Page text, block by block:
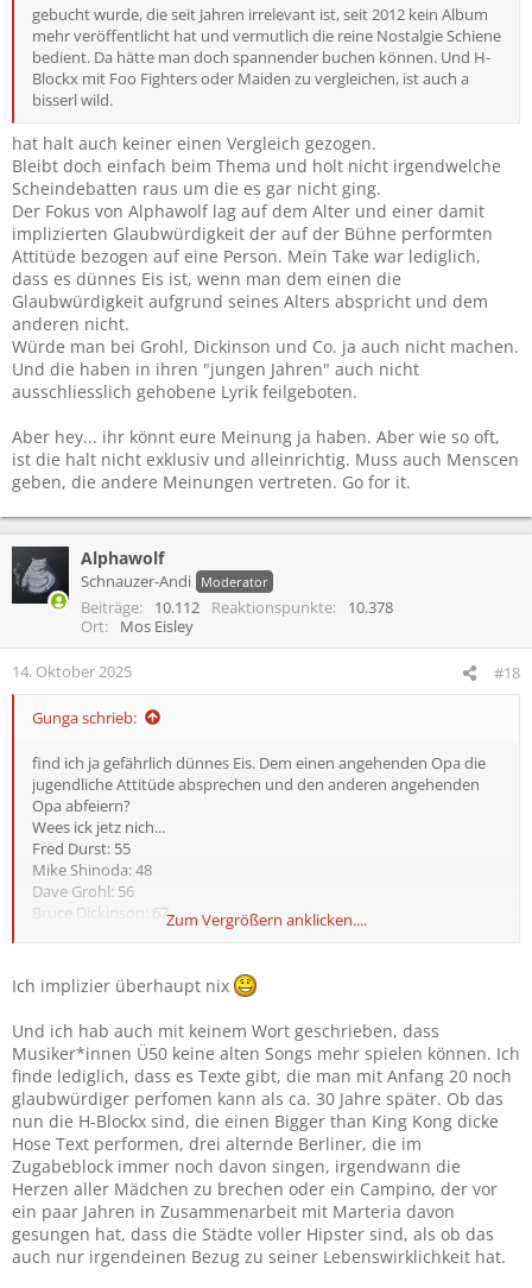
gebucht wurde, die seit Jahren irrelevant ist, seit 2012 kein Album
mehr veröffentlicht hat und vermutlich die reine Nostalgie Schiene
bedient. Da hätte man doch spannender buchen können. Und H-
Blockx mit Foo Fighters oder Maiden zu vergleichen, ist auch a
bisserl wild.
hat halt auch keiner einen Vergleich gezogen.
Bleibt doch einfach beim Thema und holt nicht irgendwelche
Scheindebatten raus um die es gar nicht ging.
Der Fokus von Alphawolf lag auf dem Alter und einer damit
implizierten Glaubwürdigkeit der auf der Bühne performten
Attitüde bezogen auf eine Person. Mein Take war lediglich,
dass es dünnes Eis ist, wenn man dem einen die
Glaubwürdigkeit aufgrund seines Alters abspricht und dem
anderen nicht.
Würde man bei Grohl, Dickinson und Co. ja auch nicht machen.
Und die haben in ihren "jungen Jahren" auch nicht
ausschliesslich gehobene Lyrik feilgeboten.
Aber hey... ihr könnt eure Meinung ja haben. Aber wie so oft,
ist die halt nicht exklusiv und alleinrichtig. Muss auch Menscen
geben, die andere Meinungen vertreten. Go for it.
Alphawolf
Schnauzer-Andi Moderator
Beiträge 10.112 Reaktionspunkte
10.378
Ort
Mos Eisley
14. Oktober 2025 #18
Gunga schrieb:
find ich ja gefährlich dünnes Eis. Dem einen angehenden Opa die
jugendliche Attitüde absprechen und den anderen angehenden
Opa abfeiern?
Wees ick jetz nich...
Fred Durst: 55
Mike Shinoda: 48
Dave Grohl: 56
Bruce Dickinson: 67
gegangen... ist es dort dann etwas anderes wenn die Songs aus
Ihrer Anfangszeit performen? Schlussendlich implizierst du hier
eine Glaubwürdigkeitsfrage. 🤷‍♂️
Zum Vergrößern anklicken....
Ich implizier überhaupt nix
Und ich hab auch mit keinem Wort geschrieben, dass
Musiker*innen Ü50 keine alten Songs mehr spielen können. Ich
finde lediglich, dass es Texte gibt, die man mit Anfang 20 noch
glaubwürdiger perfomen kann als ca. 30 Jahre später. Ob das
nun die H-Blockx sind, die einen Bigger than King Kong dicke
Hose Text performen, drei alternde Berliner, die im
Zugabeblock immer noch davon singen, irgendwann die
Herzen aller Mädchen zu brechen oder ein Campino, der vor
ein paar Jahren in Zusammenarbeit mit Marteria davon
gesungen hat, dass die Städte voller Hipster sind, als ob das
auch nur irgendeinen Bezug zu seiner Lebenswirklichkeit hat.